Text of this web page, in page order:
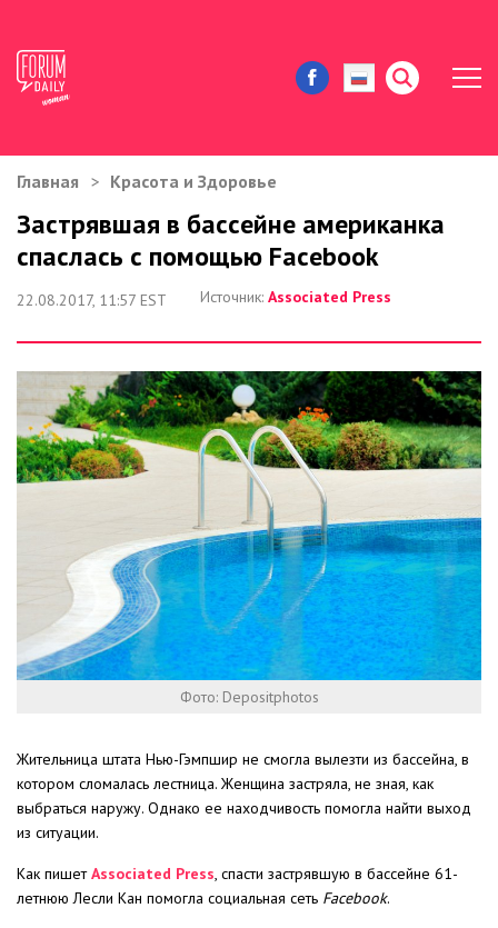
ЖИЗНЬ И ИСТОРИИ
ИММИГРАЦИЯ В США
ЗНАМЕНИТОСТИ
ЗДОРОВЬЕ И КРАСОТА
ДОМ И ЕДА
Главная Красота и Здоровье
Застрявшая в бассейне американка
спаслась с помощью Facebook
22.08.2017, 11:57 EST Источник: Assоciated Press
Фото: Depositphotos
Жительница штата Нью-Гэмпшир не смогла вылезти из бассейна, в
котором сломалась лестница. Женщина застряла, не зная, как
выбраться наружу. Однако ее находчивость помогла найти выход
из ситуации.
Как пишетAssоciated Press, спасти застрявшую в бассейне 61-
летнюю Лесли Кан помогла социальная сеть Facebook.